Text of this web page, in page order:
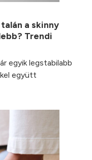
a skinny
Trendi
egyik legstabilabb
együtt